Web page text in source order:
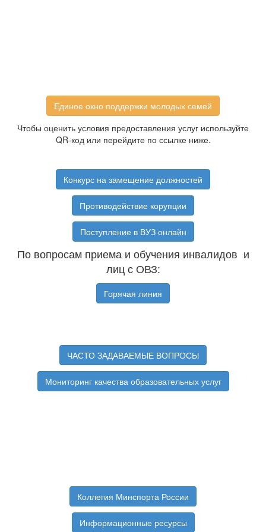
Единое окно поддержки молодых семей
Чтобы оценить условия предоставления услуг используйте
QR-код или перейдите по ссылке ниже.
Конкурс на замещение должностей
Противодействие корупции
Поступление в ВУЗ онлайн
По вопросам приема и обучения инвалидов и
лиц с ОВЗ:
Горячая линия
ЧАСТО ЗАДАВАЕМЫЕ ВОПРОСЫ
Мониторинг качества образовательных услуг
Коллегия Минспорта России
Информационные ресурсы